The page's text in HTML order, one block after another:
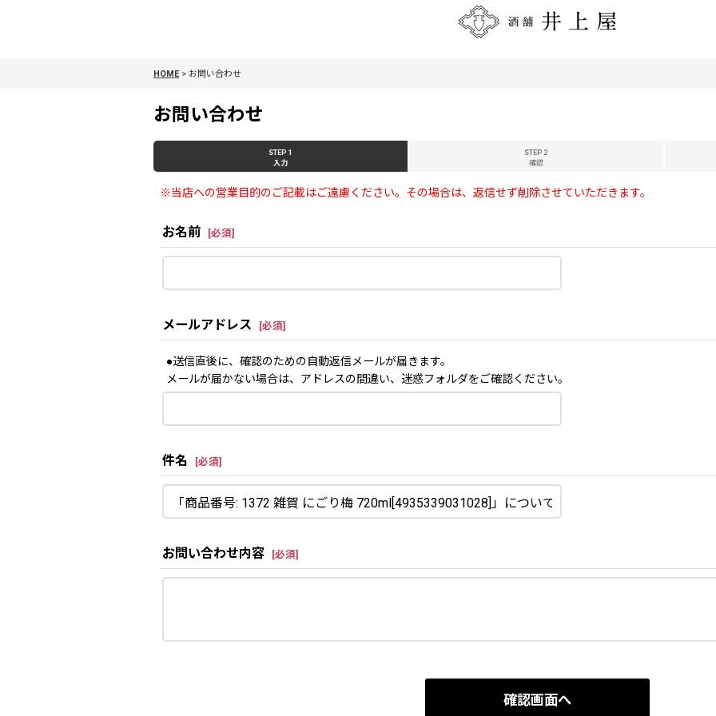
HOME > お問い合わせ
お問い合わせ
STEP 1
入力
STEP 2
確認
※当店への営業目的のご記載はご遠慮ください。その場合は、返信せず削除させていただきます。
お名前 [必須]
メールアドレス [必須]
●送信直後に、確認のための自動返信メールが届きます。
メールが届かない場合は、アドレスの間違い、迷惑フォルダをご確認ください。
件名 [必須]
お問い合わせ内容 [必須]
確認画面へ